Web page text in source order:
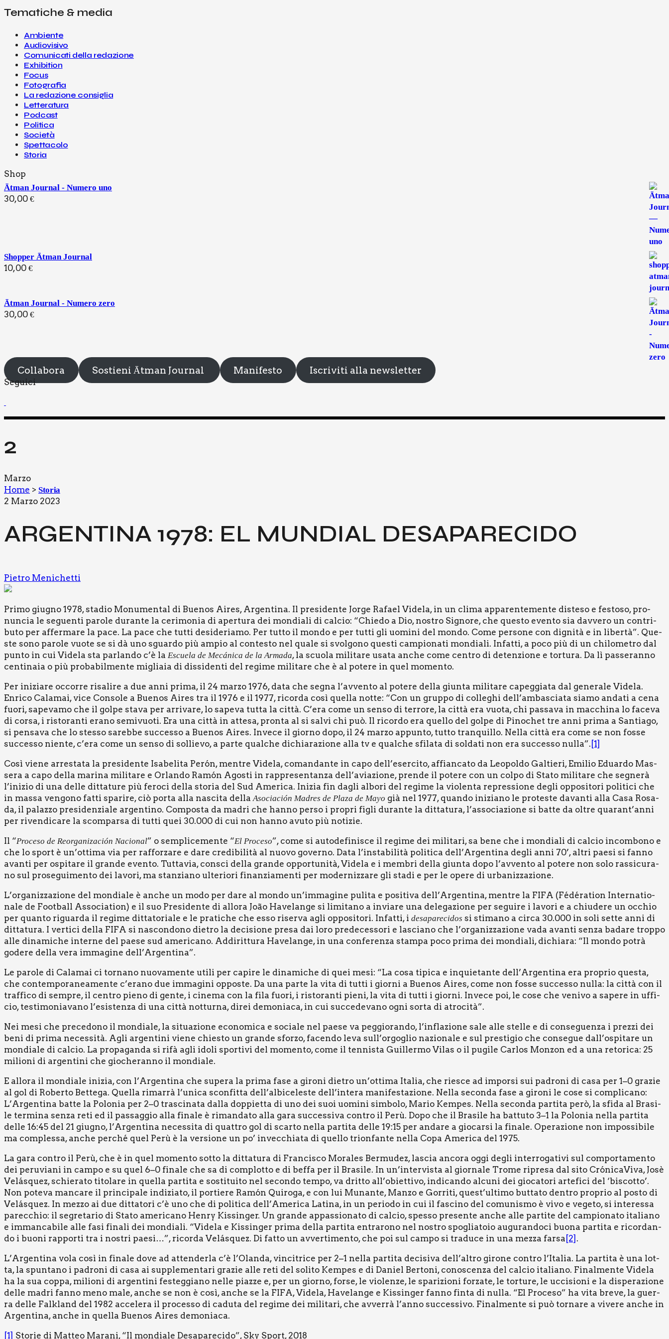
Tematiche & media
Ambiente
Audiovisivo
Comunicati della redazione
Exhibition
Focus
Fotografia
La redazione consiglia
Letteratura
Podcast
Politica
Società
Spettacolo
Storia
Shop
Ātman Journal - Numero uno
30,00 €
Shopper Ātman Journal
10,00 €
Ātman Journal - Numero zero
30,00 €
Collabora Sostieni Ātman Journal Manifesto Iscriviti alla newsletter
Segui­ci
2
Marzo
Home > Storia
2 Marzo 2023
ARGEN­TI­NA 1978: EL MUN­DIAL DESA­PA­RE­CI­DO
Pietro Menichetti
Pri­mo giu­gno 1978, sta­dio Monu­men­tal di Bue­nos Aires, Argen­ti­na. Il pre­si­den­te Jor­ge Rafael Vide­la, in un cli­ma appa­ren­te­men­te diste­so e festo­so, pro­
nun­cia le seguen­ti paro­le duran­te la ceri­mo­nia di aper­tu­ra dei mon­dia­li di cal­cio: “Chie­do a Dio, nostro Signo­re, che que­sto even­to sia dav­ve­ro un con­tri­
bu­to per affer­ma­re la pace. La pace che tut­ti desi­de­ria­mo. Per tut­to il mon­do e per tut­ti gli uomi­ni del mon­do. Come per­so­ne con digni­tà e in liber­tà”. Que­
ste sono paro­le vuo­te se si dà uno sguar­do più ampio al con­te­sto nel qua­le si svol­go­no que­sti cam­pio­na­ti mon­dia­li. Infat­ti, a poco più di un chi­lo­me­tro dal
pun­to in cui Vide­la sta par­lan­do c’è la Escue­la de Mecá­ni­ca de la Arma­da, la scuo­la mili­ta­re usa­ta anche come cen­tro di deten­zio­ne e tor­tu­ra. Da lì pas­se­ran­no
cen­ti­na­ia o più pro­ba­bil­men­te miglia­ia di dis­si­den­ti del regi­me mili­ta­re che è al pote­re in quel momen­to.
Per ini­zia­re occor­re risa­li­re a due anni pri­ma, il 24 mar­zo 1976, data che segna l’avvento al pote­re del­la giun­ta mili­ta­re capeg­gia­ta dal gene­ra­le Vide­la.
Enri­co Cala­mai, vice Con­so­le a Bue­nos Aires tra il 1976 e il 1977, ricor­da così quel­la not­te: “Con un grup­po di col­le­ghi dell’ambasciata sia­mo anda­ti a cena
fuo­ri, sape­va­mo che il gol­pe sta­va per arri­va­re, lo sape­va tut­ta la cit­tà. C’era come un sen­so di ter­ro­re, la cit­tà era vuo­ta, chi pas­sa­va in mac­chi­na lo face­va
di cor­sa, i risto­ran­ti era­no semi­vuo­ti. Era una cit­tà in atte­sa, pron­ta al si sal­vi chi può. Il ricor­do era quel­lo del gol­pe di Pino­chet tre anni pri­ma a San­tia­go,
si pen­sa­va che lo stes­so sareb­be suc­ces­so a Bue­nos Aires. Inve­ce il gior­no dopo, il 24 mar­zo appun­to, tut­to tran­quil­lo. Nel­la cit­tà era come se non fos­se
suc­ces­so nien­te, c’era come un sen­so di sol­lie­vo, a par­te qual­che dichia­ra­zio­ne alla tv e qual­che sfi­la­ta di sol­da­ti non era suc­ces­so nul­la”. [1]
Così vie­ne arre­sta­ta la pre­si­den­te Isa­be­li­ta Perón, men­tre Vide­la, coman­dan­te in capo dell’esercito, affian­ca­to da Leo­pol­do Gal­tie­ri, Emi­lio Eduar­do Mas­
se­ra a capo del­la mari­na mili­ta­re e Orlan­do Ramón Ago­sti in rap­pre­sen­tan­za dell’aviazione, pren­de il pote­re con un col­po di Sta­to mili­ta­re che segne­rà
l’inizio di una del­le dit­ta­tu­re più fero­ci del­la sto­ria del Sud Ame­ri­ca. Ini­zia fin dagli albo­ri del regi­me la vio­len­ta repres­sio­ne degli oppo­si­to­ri poli­ti­ci che
in mas­sa ven­go­no fat­ti spa­ri­re, ciò por­ta alla nasci­ta del­la Aso­cia­ción Madres de Pla­za de Mayo già nel 1977, quan­do ini­zia­no le pro­te­ste davan­ti alla Casa Rosa­
da, il palaz­zo pre­si­den­zia­le argen­ti­no. Com­po­sta da madri che han­no per­so i pro­pri figli duran­te la dit­ta­tu­ra, l’associazione si bat­te da oltre quarant’anni
per riven­di­ca­re la scom­par­sa di tut­ti quei 30.000 di cui non han­no avu­to più noti­zie.
Il “Pro­ce­so de Reor­ga­ni­za­ción Nacio­nal” o sem­pli­ce­men­te “El Pro­ce­so”, come si auto­de­fi­ni­sce il regi­me dei mili­ta­ri, sa bene che i mon­dia­li di cal­cio incom­bo­no e
che lo sport è un’ottima via per raf­for­za­re e dare cre­di­bi­li­tà al nuo­vo gover­no. Data l’instabilità poli­ti­ca dell’Argentina degli anni 70’, altri pae­si si fan­no
avan­ti per ospi­ta­re il gran­de even­to. Tut­ta­via, con­sci del­la gran­de oppor­tu­ni­tà, Vide­la e i mem­bri del­la giun­ta dopo l’avvento al pote­re non solo ras­si­cu­ra­
no sul pro­se­gui­men­to dei lavo­ri, ma stan­zia­no ulte­rio­ri finan­zia­men­ti per moder­niz­za­re gli sta­di e per le ope­re di urba­niz­za­zio­ne.
L’organizzazione del mon­dia­le è anche un modo per dare al mon­do un’immagine puli­ta e posi­ti­va dell’Argentina, men­tre la FIFA (Fédé­ra­tion Inter­na­tio­
na­le de Foot­ball Asso­cia­tion) e il suo Pre­si­den­te di allo­ra João Have­lan­ge si limi­ta­no a invia­re una dele­ga­zio­ne per segui­re i lavo­ri e a chiu­de­re un occhio
per quan­to riguar­da il regi­me dit­ta­to­ria­le e le pra­ti­che che esso riser­va agli oppo­si­to­ri. Infat­ti, i desa­pa­re­ci­dos si sti­ma­no a cir­ca 30.000 in soli set­te anni di
dit­ta­tu­ra. I ver­ti­ci del­la FIFA si nascon­do­no die­tro la deci­sio­ne pre­sa dai loro pre­de­ces­so­ri e lascia­no che l’organizzazione vada avan­ti sen­za bada­re trop­po
alle dina­mi­che inter­ne del pae­se sud ame­ri­ca­no. Addi­rit­tu­ra Have­lan­ge, in una con­fe­ren­za stam­pa poco pri­ma dei mon­dia­li, dichia­ra: “Il mon­do potrà
gode­re del­la vera imma­gi­ne dell’Argentina”.
Le paro­le di Cala­mai ci tor­na­no nuo­va­men­te uti­li per capi­re le dina­mi­che di quei mesi: “La cosa tipi­ca e inquie­tan­te dell’Argentina era pro­prio que­sta,
che con­tem­po­ra­nea­men­te c’erano due imma­gi­ni oppo­ste. Da una par­te la vita di tut­ti i gior­ni a Bue­nos Aires, come non fos­se suc­ces­so nul­la: la cit­tà con il
traf­fi­co di sem­pre, il cen­tro pie­no di gen­te, i cine­ma con la fila fuo­ri, i risto­ran­ti pie­ni, la vita di tut­ti i gior­ni. Inve­ce poi, le cose che veni­vo a sape­re in uffi­
cio, testi­mo­nia­va­no l’esistenza di una cit­tà not­tur­na, direi demo­nia­ca, in cui suc­ce­de­va­no ogni sor­ta di atro­ci­tà”.
Nei mesi che pre­ce­do­no il mon­dia­le, la situa­zio­ne eco­no­mi­ca e socia­le nel pae­se va peg­gio­ran­do, l’inflazione sale alle stel­le e di con­se­guen­za i prez­zi dei
beni di pri­ma neces­si­tà. Agli argen­ti­ni vie­ne chie­sto un gran­de sfor­zo, facen­do leva sull’orgoglio nazio­na­le e sul pre­sti­gio che con­se­gue dall’ospitare un
mon­dia­le di cal­cio. La pro­pa­gan­da si rifà agli ido­li spor­ti­vi del momen­to, come il ten­ni­sta Guil­ler­mo Vilas o il pugi­le Car­los Mon­zon ed a una reto­ri­ca: 25
milio­ni di argen­ti­ni che gio­che­ran­no il mon­dia­le.
E allo­ra il mon­dia­le ini­zia, con l’Argentina che supe­ra la pri­ma fase a giro­ni die­tro un’ottima Ita­lia, che rie­sce ad impor­si sui padro­ni di casa per 1–0 gra­zie
al gol di Rober­to Bet­te­ga. Quel­la rimar­rà l’unica scon­fit­ta dell’albiceleste dell’intera mani­fe­sta­zio­ne. Nel­la secon­da fase a giro­ni le cose si com­pli­ca­no:
L’Argentina bat­te la Polo­nia per 2–0 tra­sci­na­ta dal­la dop­piet­ta di uno dei suoi uomi­ni sim­bo­lo, Mario Kem­pes. Nel­la secon­da par­ti­ta però, la sfi­da al Bra­si­
le ter­mi­na sen­za reti ed il pas­sag­gio alla fina­le è riman­da­to alla gara suc­ces­si­va con­tro il Perù. Dopo che il Bra­si­le ha bat­tu­to 3–1 la Polo­nia nel­la par­ti­ta
del­le 16:45 del 21 giu­gno, l’Argentina neces­si­ta di quat­tro gol di scar­to nel­la par­ti­ta del­le 19:15 per anda­re a gio­car­si la fina­le. Ope­ra­zio­ne non impos­si­bi­le
ma com­ples­sa, anche per­ché quel Perù è la ver­sio­ne un po’ invec­chia­ta di quel­lo trion­fan­te nel­la Copa Ame­ri­ca del 1975.
La gara con­tro il Perù, che è in quel momen­to sot­to la dit­ta­tu­ra di Fran­ci­sco Mora­les Ber­mu­dez, lascia anco­ra oggi degli inter­ro­ga­ti­vi sul com­por­ta­men­to
dei peru­via­ni in cam­po e su quel 6–0 fina­le che sa di com­plot­to e di bef­fa per il Bra­si­le. In un’intervista al gior­na­le Tro­me ripre­sa dal sito Cró­ni­ca­Vi­va, Josè
Velá­squez, schie­ra­to tito­la­re in quel­la par­ti­ta e sosti­tui­to nel secon­do tem­po, va drit­to all’o­biet­ti­vo, indi­can­do alcu­ni dei gio­ca­to­ri arte­fi­ci del ‘biscot­to’.
Non pote­va man­ca­re il prin­ci­pa­le indi­zia­to, il por­tie­re Ramón Qui­ro­ga, e con lui Munan­te, Man­zo e Gor­ri­ti, que­st’ul­ti­mo but­ta­to den­tro pro­prio al posto di
Velá­squez. In mez­zo ai due dit­ta­to­ri c’è uno che di poli­ti­ca del­l’A­me­ri­ca Lati­na, in un perio­do in cui il fasci­no del comu­ni­smo è vivo e vege­to, si inte­res­sa
parec­chio: il segre­ta­rio di Sta­to ame­ri­ca­no Hen­ry Kis­sin­ger. Un gran­de appas­sio­na­to di cal­cio, spes­so pre­sen­te anche alle par­ti­te del cam­pio­na­to ita­lia­no
e imman­ca­bi­le alle fasi fina­li dei mon­dia­li. “Vide­la e Kis­sin­ger pri­ma del­la par­ti­ta entra­ro­no nel nostro spo­glia­to­io augu­ran­do­ci buo­na par­ti­ta e ricor­dan­
do i buo­ni rap­por­ti tra i nostri pae­si…”, ricor­da Velá­squez. Di fat­to un avver­ti­men­to, che poi sul cam­po si tra­du­ce in una mez­za far­sa [2] .
L’Argentina vola così in fina­le dove ad atten­der­la c’è l’Olanda, vin­ci­tri­ce per 2–1 nel­la par­ti­ta deci­si­va dell’altro giro­ne con­tro l’Italia. La par­ti­ta è una lot­
ta, la spun­ta­no i padro­ni di casa ai sup­ple­men­ta­ri gra­zie alle reti del soli­to Kem­pes e di Daniel Ber­to­ni, cono­scen­za del cal­cio ita­lia­no. Final­men­te Vide­la
ha la sua cop­pa, milio­ni di argen­ti­ni festeg­gia­no nel­le piaz­ze e, per un gior­no, for­se, le vio­len­ze, le spa­ri­zio­ni for­za­te, le tor­tu­re, le ucci­sio­ni e la dispe­ra­zio­ne
del­le madri fan­no meno male, anche se non è così, anche se la FIFA, Vide­la, Have­lan­ge e Kis­sin­ger fan­no fin­ta di nul­la. “El Pro­ce­so” ha vita bre­ve, la guer­
ra del­le Fal­kland del 1982 acce­le­ra il pro­ces­so di cadu­ta del regi­me dei mili­ta­ri, che avver­rà l’anno suc­ces­si­vo. Final­men­te si può tor­na­re a vive­re anche in
Argen­ti­na, anche in quel­la Bue­nos Aires demo­nia­ca.
[1] Sto­rie di Mat­teo Mara­ni, “Il mon­dia­le Desa­pa­re­ci­do”, Sky Sport, 2018